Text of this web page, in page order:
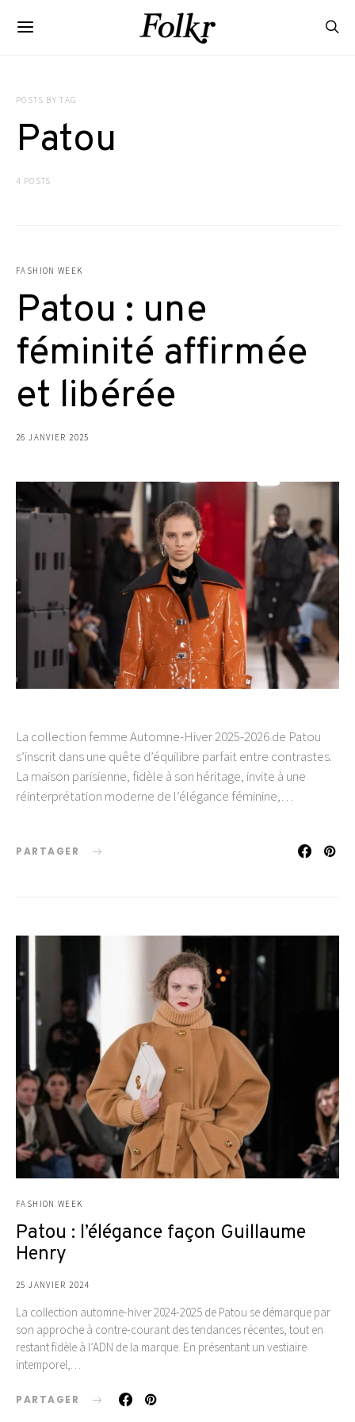
POSTS BY TAG
Patou
4 POSTS
FASHION WEEK
Patou : une
féminité affirmée
et libérée
26 JANVIER 2025
La collection femme Automne-Hiver 2025-2026 de Patou
s’inscrit dans une quête d’équilibre parfait entre contrastes.
La maison parisienne, fidèle à son héritage, invite à une
réinterprétation moderne de l’élégance féminine,…
PARTAGER
FASHION WEEK
Patou : l’élégance façon Guillaume
Henry
25 JANVIER 2024
La collection automne-hiver 2024-2025 de Patou se démarque par
son approche à contre-courant des tendances récentes, tout en
restant fidèle à l’ADN de la marque. En présentant un vestiaire
intemporel,…
PARTAGER